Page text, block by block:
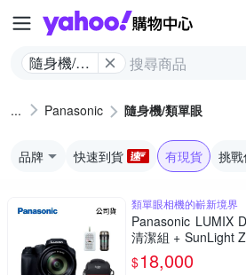
Yahoo
隨身機/類
Panasonic 隨身機/類單眼
品牌 快速到貨 有現貨 挑
類單眼相機的嶄新境界
Panasonic LUMIX
清潔組 + SunLight
瑪 HD-100C電子除
$18,000